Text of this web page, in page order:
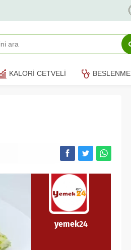
KALORİ CETVELİ BESLENME
yemek24